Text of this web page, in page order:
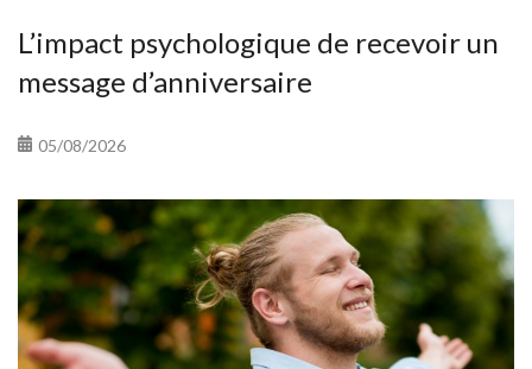
L’impact psychologique de recevoir un
message d’anniversaire
05/08/2026